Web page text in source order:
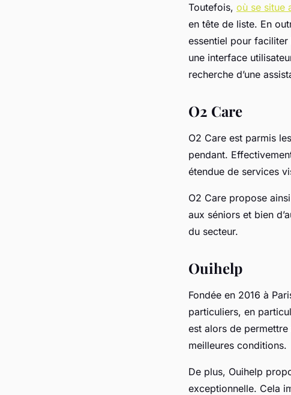
Toutefois, où se situe
en tête de liste. En
essentiel pour faciliter
une interface
recherche d’une
O2 Care
O2 Care est parmis
pendant.
étendue de services
O2 Care propose
aux séniors et bien
du secteur.
Ouihelp
Fondée en 2016 à
particuliers, en
est alors de
meilleures conditions.
De plus, Ouihelp
exceptionnelle. Cela